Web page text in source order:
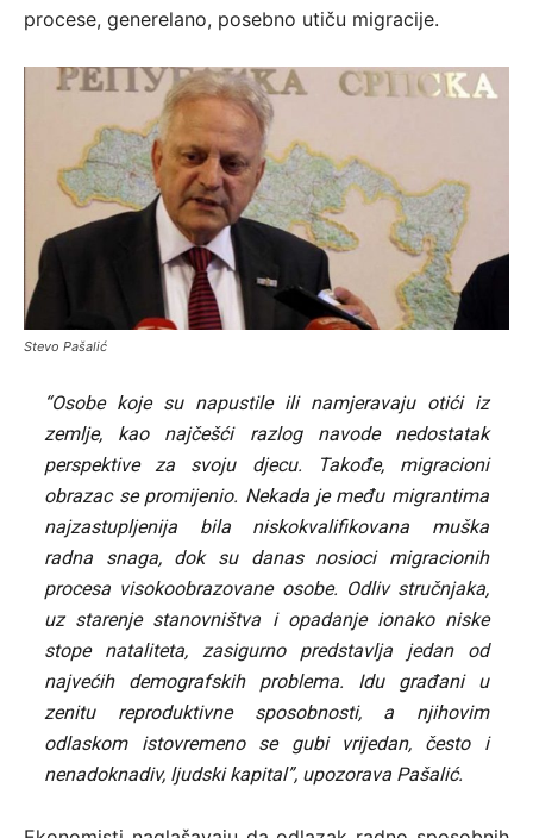
procese, generelano, posebno utiču migracije.
Stevo Pašalić
“Osobe koje su napustile ili namjeravaju otići iz
zemlje, kao najčešći razlog navode nedostatak
perspektive za svoju djecu. Takođe, migracioni
obrazac se promijenio. Nekada je među migrantima
najzastupljenija bila niskokvalifikovana muška
radna snaga, dok su danas nosioci migracionih
procesa visokoobrazovane osobe. Odliv stručnjaka,
uz starenje stanovništva i opadanje ionako niske
stope nataliteta, zasigurno predstavlja jedan od
najvećih demografskih problema. Idu građani u
zenitu reproduktivne sposobnosti, a njihovim
odlaskom istovremeno se gubi vrijedan, često i
nenadoknadiv, ljudski kapital”, upozorava Pašalić.